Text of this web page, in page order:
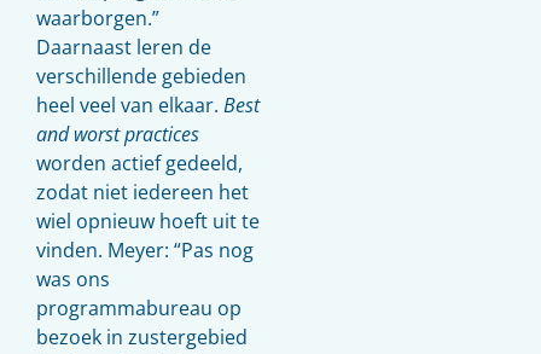
waarborgen.”
Daarnaast leren de
verschillende gebieden
heel veel van elkaar. Best
andworst practices
worden actief gedeeld,
zodat niet iedereen het
wiel opnieuw hoeft uit te
vinden. Meyer: “Pas nog
was ons
programmabureau op
bezoek in zustergebied